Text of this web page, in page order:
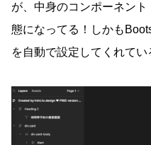
が、中身のコンポーネン
態になってる！しかも
を自動で設定してくれてい